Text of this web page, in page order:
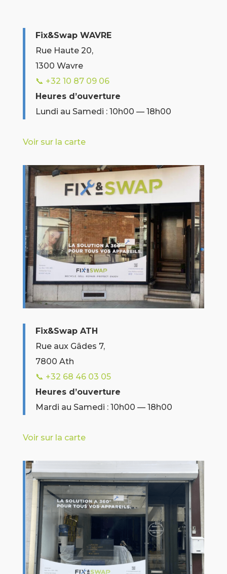
Fix&Swap WAVRE
Rue Haute 20,
1300 Wavre
📞 +32 10 87 09 06
Heures d’ouverture
Lundi au Samedi : 10h00 — 18h00
Voir sur la carte
Fix&Swap ATH
Rue aux Gâdes 7,
7800 Ath
📞 +32 68 46 03 05
Heures d’ouverture
Mardi au Samedi : 10h00 — 18h00
Voir sur la carte